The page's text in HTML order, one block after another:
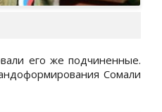
его же подчиненные.
Сомали